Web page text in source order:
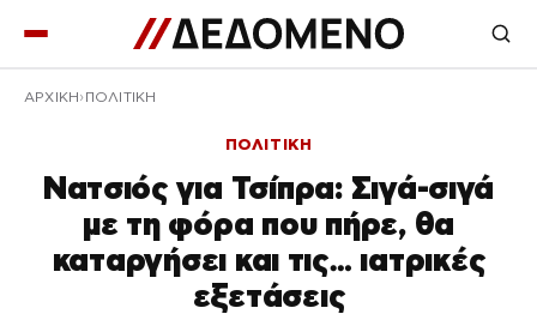
ΑΡΧΙΚΉ ΠΟΛΙΤΙΚΗ
ΠΟΛΙΤΙΚΗ
Νατσιός για Τσίπρα: Σιγά-σιγά
με τη φόρα που πήρε, θα
καταργήσει και τις… ιατρικές
εξετάσεις